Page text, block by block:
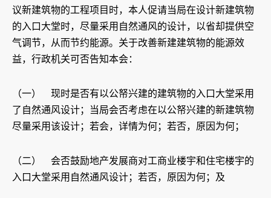
议新建筑物的工程项目时，本人促请当局在设计新建筑物
的入口大堂时，尽量采用自然通风的设计，以省却提供空
气调节，从而节约能源。关于改善新建建筑物的能源效
益，行政机关可否告知本会：
（一） 现时是否有以公帑兴建的建筑物的入口大堂采用
了自然通风设计；当局会否考虑在以公帑兴建的新建筑物
尽量采用该设计；若会，详情为何；若否，原因为何；
（二） 会否鼓励地产发展商对工商业楼宇和住宅楼宇的
入口大堂采用自然通风设计；若否，原因为何；及